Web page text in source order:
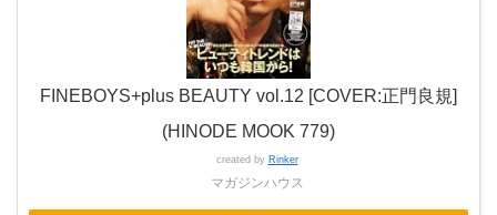
FINEBOYS+plus BEAUTY vol.12 [COVER:正門良規]
(HINODE MOOK 779)
created by Rinker
マガジンハウス